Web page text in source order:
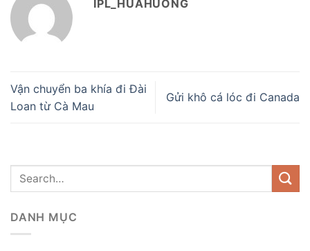
IPL_HUAHUONG
Vận chuyển ba khía đi Đài
Loan từ Cà Mau
Gửi khô cá lóc đi Canada
DANH MỤC